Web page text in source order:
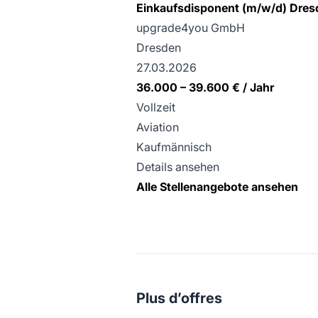
Einkaufsdisponent (m/w/d)
upgrade4you GmbH
Dresden
27.03.2026
36.000 – 39.600 € / Jahr
Vollzeit
Aviation
Kaufmännisch
Details ansehen
Alle Stellenangebote ansehen
Plus d’offres